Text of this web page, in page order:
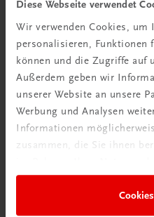
Diese Webseite verwendet
Wir verwenden Cookies, um
personalisieren, Funktionen
können und die Zugriffe auf
Außerdem geben wir
unserer Website an unsere
Werbung und Analysen
Informationen
zusammen, die Sie ihnen
Marzipan • Schokolade •
€ 79,90